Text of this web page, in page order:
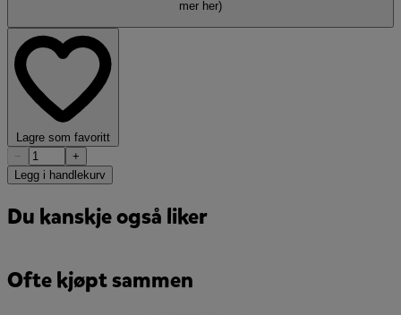
mer her)
Lagre som favoritt
−
+
Legg i handlekurv
Du kanskje også liker
Ofte kjøpt sammen